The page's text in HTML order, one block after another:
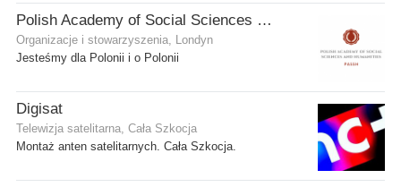
Polish Academy of Social Sciences and Humanities Ltd
Organizacje i stowarzyszenia, Londyn
Jesteśmy dla Polonii i o Polonii
Digisat
Telewizja satelitarna, Cała Szkocja
Montaż anten satelitarnych. Cała Szkocja.